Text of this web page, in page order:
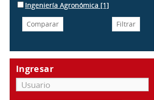
Ingeniería Agronómica [1]
Ingresar